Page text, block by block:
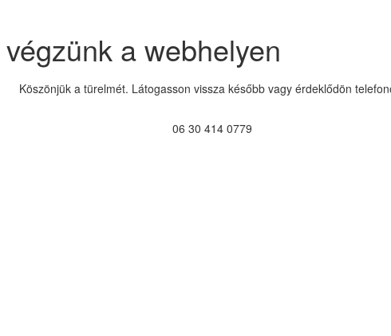
a webhelyen
Köszönjük a türelmét. Látogasson vissza később vagy érdeklődön
06 30 414 0779